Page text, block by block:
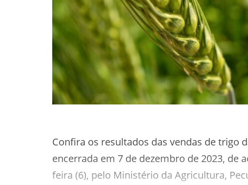
Confira os resultados das vendas de trigo
encerrada em 7 de dezembro de 2023, de
feira (6), pelo Ministério da Agricultura,